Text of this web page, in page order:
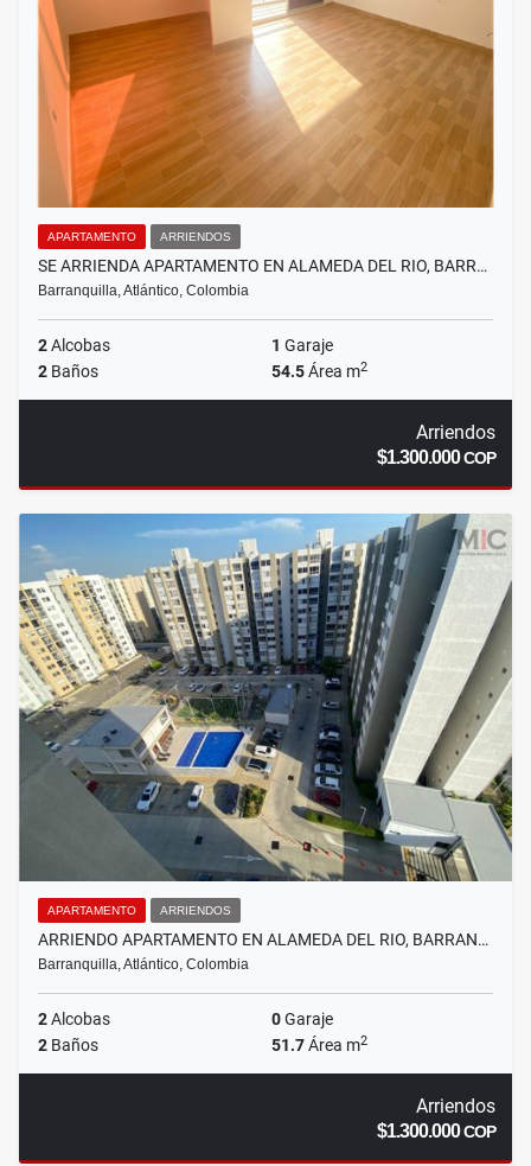
APARTAMENTO ARRIENDOS
SE ARRIENDA APARTAMENTO EN ALAMEDA DEL RIO, BARR…
Barranquilla, Atlántico, Colombia
2Alcobas 1 Garaje
2 Baños 54.5Área m2
Arriendos
$1.300.000COP
APARTAMENTO ARRIENDOS
ARRIENDO APARTAMENTO EN ALAMEDA DEL RIO, BARRAN…
Barranquilla, Atlántico, Colombia
2Alcobas 0Garaje
2 Baños 51.7Área m2
Arriendos
$1.300.000COP